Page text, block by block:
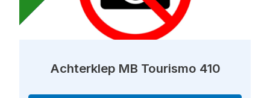
Achterklep MB Tourismo 410